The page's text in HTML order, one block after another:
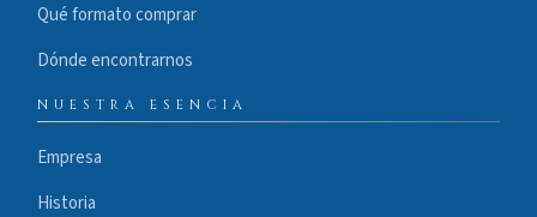
Qué formato comprar
Dónde encontrarnos
NUESTRA ESENCIA
Empresa
Historia